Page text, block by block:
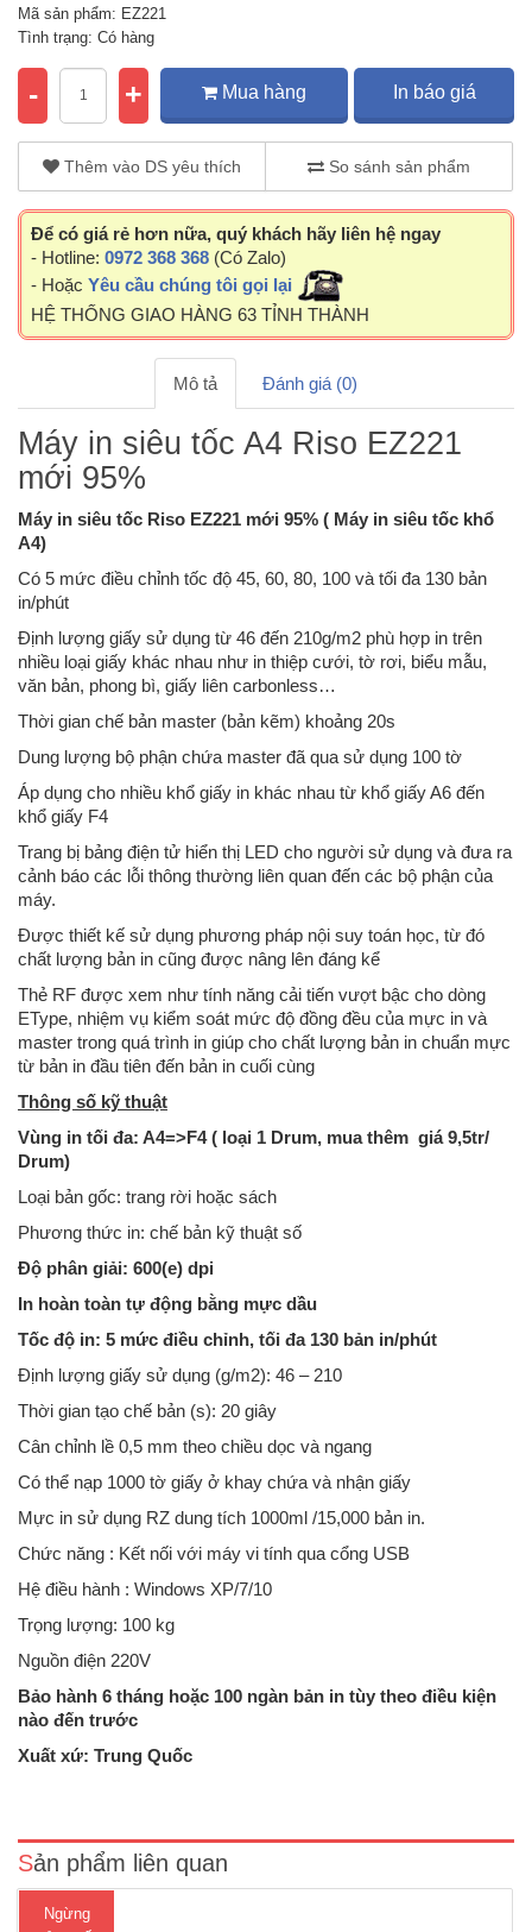
Mã sản phẩm: EZ221
Tình trạng: Có hàng
- + Mua hàng In báo giá
Thêm vào DS yêu thích So sánh sản phẩm
Để có giá rẻ hơn nữa, quý khách hãy liên hệ ngay
- Hotline: 0972 368 368 (Có Zalo)
- Hoặc Yêu cầu chúng tôi gọi lại
HỆ THỐNG GIAO HÀNG 63 TỈNH THÀNH
Mô tả Đánh giá (0)
Máy in siêu tốc A4 Riso EZ221
mới 95%
Máy in siêu tốc Riso EZ221 mới 95% ( Máy in siêu tốc khổ
A4)
Có 5 mức điều chỉnh tốc độ 45, 60, 80, 100 và tối đa 130 bản
in/phút
Định lượng giấy sử dụng từ 46 đến 210g/m2 phù hợp in trên
nhiều loại giấy khác nhau như in thiệp cưới, tờ rơi, biểu mẫu,
văn bản, phong bì, giấy liên carbonless…
Thời gian chế bản master (bản kẽm) khoảng 20s
Dung lượng bộ phận chứa master đã qua sử dụng 100 tờ
Áp dụng cho nhiều khổ giấy in khác nhau từ khổ giấy A6 đến
khổ giấy F4
Trang bị bảng điện tử hiển thị LED cho người sử dụng và đưa ra
cảnh báo các lỗi thông thường liên quan đến các bộ phận của
máy.
Được thiết kế sử dụng phương pháp nội suy toán học, từ đó
chất lượng bản in cũng được nâng lên đáng kể
Thẻ RF được xem như tính năng cải tiến vượt bậc cho dòng
EType, nhiệm vụ kiểm soát mức độ đồng đều của mực in và
master trong quá trình in giúp cho chất lượng bản in chuẩn mực
từ bản in đầu tiên đến bản in cuối cùng
Thông số kỹ thuật
Vùng in tối đa: A4=>F4 ( loại 1 Drum, mua thêm giá 9,5tr/
Drum)
Loại bản gốc: trang rời hoặc sách
Phương thức in: chế bản kỹ thuật số
Độ phân giải: 600(e) dpi
In hoàn toàn tự động bằng mực dầu
Tốc độ in: 5 mức điều chỉnh, tối đa 130 bản in/phút
Định lượng giấy sử dụng (g/m2): 46 – 210
Thời gian tạo chế bản (s): 20 giây
Cân chỉnh lề 0,5 mm theo chiều dọc và ngang
Có thể nạp 1000 tờ giấy ở khay chứa và nhận giấy
Mực in sử dụng RZ dung tích 1000ml /15,000 bản in.
Chức năng : Kết nối với máy vi tính qua cổng USB
Hệ điều hành : Windows XP/7/10
Trọng lượng: 100 kg
Nguồn điện 220V
Bảo hành 6 tháng hoặc 100 ngàn bản in tùy theo điều kiện
nào đến trước
Xuất xứ: Trung Quốc
Sản phẩm liên quan
Ngừng
Máy in siêu tốc Ricoh DX 3443 máy mới 100%- Kiểu máy: Digital,
Desktop- Khổ giấy: A5 ~ B4- Công suất in/tháng: 50.000 - 100.000- Hệ